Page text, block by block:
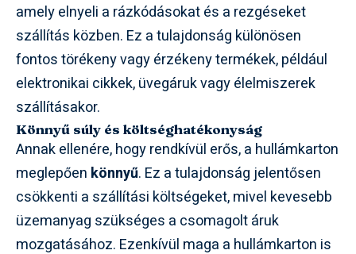
amely elnyeli a rázkódásokat és a rezgéseket
szállítás közben. Ez a tulajdonság különösen
fontos törékeny vagy érzékeny termékek, például
elektronikai cikkek, üvegáruk vagy élelmiszerek
szállításakor.
Könnyű súly és költséghatékonyság
Annak ellenére, hogy rendkívül erős, a hullámkarton
meglepően könnyű. Ez a tulajdonság jelentősen
csökkenti a szállítási költségeket, mivel kevesebb
üzemanyag szükséges a csomagolt áruk
mozgatásához. Ezenkívül maga a hullámkarton is